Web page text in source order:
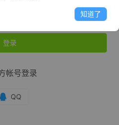
忘记密码？
登录
帐号登录
知道了